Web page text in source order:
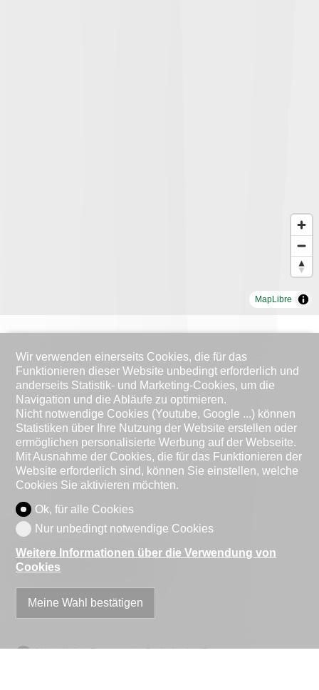
MapLibre
Kontaktformular
Natürliche Person Juristische Person
Wir verwenden einerseits Cookies, die für das
Funktionieren dieser Website unbedingt erforderlich und
anderseits Statistik- und Marketing-Cookies, um die
Navigation und die Abläufe zu optimieren.
Nicht notwendige Cookies (Youtube, Google ...) können
Statistiken über Ihre Nutzung der Website erstellen oder
ermöglichen personalisierte Werbung auf der Webseite.
Mit Ausnahme der Cookies, die für das Funktionieren der
Website erforderlich sind, können Sie einstellen, welche
Cookies Sie aktivieren möchten.
Ok, für alle Cookies
Nur unbedingt notwendige Cookies
Weitere Informationen über die Verwendung von
Cookies
Meine Wahl bestätigen